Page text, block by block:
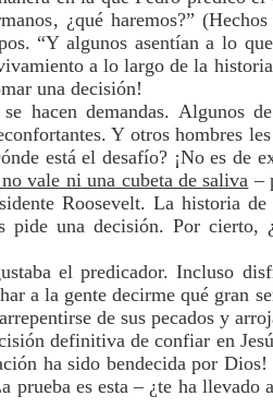
¿qué haremos?”
“Y algunos asentían a lo
a lo largo de la
una decisión!
hacen demandas. Algunos
Y otros hombres
está el desafío? ¡No es de
vale ni una cubeta de saliva –
Roosevelt. La historia
una decisión. Por cierto,
el predicador. Incluso
a la gente decirme qué gran
de sus pecados y
definitiva de confiar en
ha sido bendecida por
es esta – ¿te ha